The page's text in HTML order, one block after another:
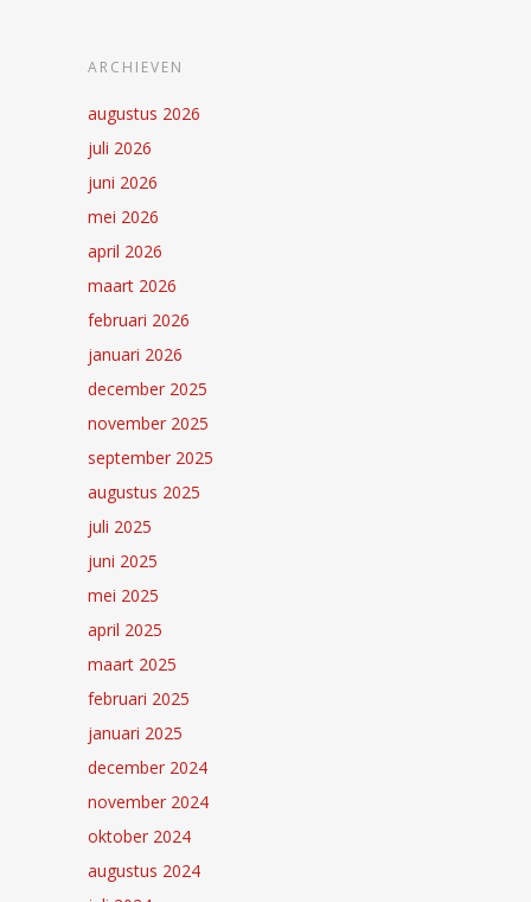
ARCHIEVEN
augustus 2026
juli 2026
juni 2026
mei 2026
april 2026
maart 2026
februari 2026
januari 2026
december 2025
november 2025
september 2025
augustus 2025
juli 2025
juni 2025
mei 2025
april 2025
maart 2025
februari 2025
januari 2025
december 2024
november 2024
oktober 2024
augustus 2024